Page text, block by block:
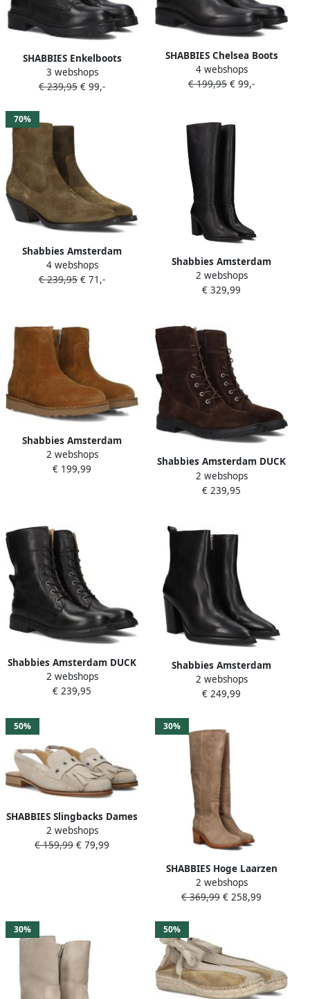
SHABBIES Enkelboots
Dames Tirza Zipa Maat: 37
Materiaal: Leer Kleur: Zwart
3 webshops
€ 239,95 € 99,-
SHABBIES Chelsea Boots
Dames Dean Shelley Maat:
37 Materiaal: Leer Kleur:
4 webshops
€ 199,95 € 99,-
70%
Shabbies Amsterdam
Shabbies 182020399
Enkellaarsjes Enkelboots
4 webshops
€ 239,95 € 71,-
Shabbies Amsterdam
Shabbies Grunch Tube
Laarzen Leer Dames Zwart
2 webshops
€ 329,99
Shabbies Amsterdam
Shabbies Palissa Mia Zip
Enkellaarsjes Enkelboots
2 webshops
€ 199,99
Shabbies Amsterdam DUCK
LACEY NEW Boot suede
Dark Brown
2 webshops
€ 239,95
Shabbies Amsterdam DUCK
LACEY NEW Boot leather
Black
2 webshops
€ 239,95
Shabbies Amsterdam
Shabbies Grunch Ami
Enkellaarsjes Enkelboots
2 webshops
€ 249,99
50%
SHABBIES Slingbacks Dames
Fes Maat: 39 Materiaal:
Suède Kleur: Beige
2 webshops
€ 159,99 € 79,99
30%
SHABBIES Hoge Laarzen
Dames Puk Tuba Maat: 39
Materiaal: Suède Kleur:
2 webshops
€ 369,99 € 258,99
30% 50%